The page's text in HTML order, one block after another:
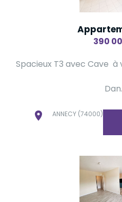
390
Spacieux T3 avec Cave
ANNECY (74000)